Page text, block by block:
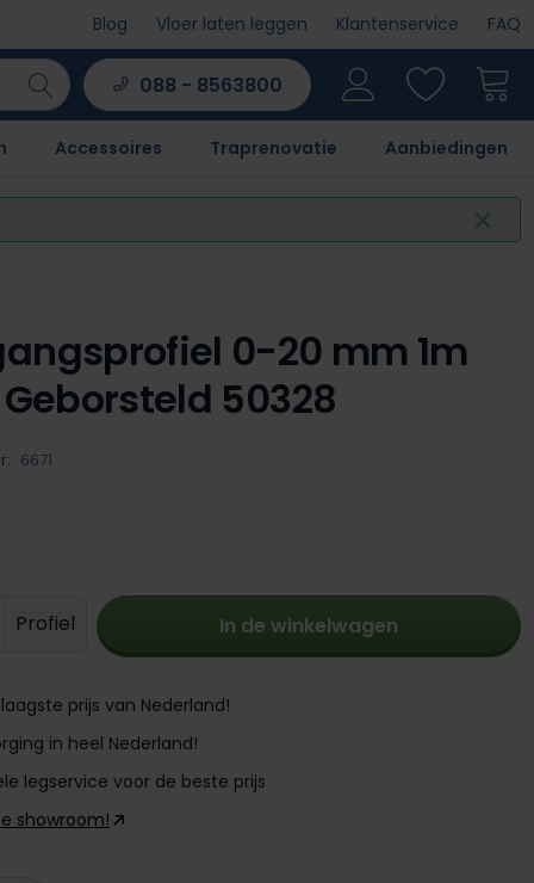
Blog Vloer laten leggen Klantenservice FAQ
088 - 8563800
Accessoires Traprenovatie Aanbiedingen
0-20 mm 1m
50328
6671
Voer de gewenste
Profiel In de winkelwagen
prijs van Nederland!
in heel Nederland!
legservice voor de beste prijs
showroom!